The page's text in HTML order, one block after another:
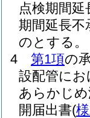
点検期間
期間延長
のとする。
4
第1項の
設配管に
あらかじ
開届出書(